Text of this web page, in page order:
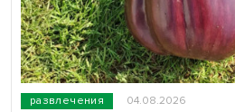
развлечения 04.08.2026